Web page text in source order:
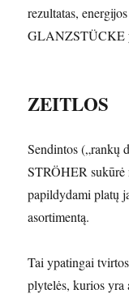
rezultatas,
GLANZSTÜCKE
ZEITLOS
Sendintos („rankų
STRÖHER sukūrė
papildydami platų
asortimentą.
Tai ypatingai
plytelės, kurios yra